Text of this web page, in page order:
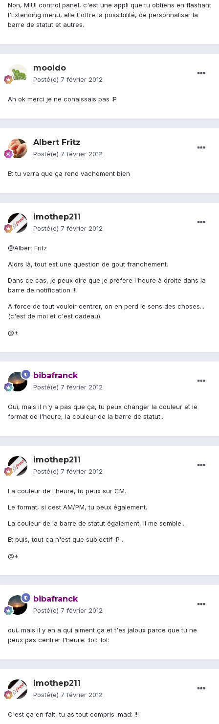
Non, MIUI control panel, c'est une appli que tu obtiens en flashant
l'Extending menu, elle t'offre la possibilité, de personnaliser la
barre de statut et autres.
mooldo
Posté(e) 7 février 2012
Ah ok merci je ne conaissais pas :P
Albert Fritz
Posté(e) 7 février 2012
Et tu verra que ça rend vachement bien
imothep211
Posté(e) 7 février 2012
@Albert Fritz
Alors là, tout est une question de gout franchement.
Dans ce cas, je peux dire que je préfère l'heure à droite dans la
barre de notification !!!
A force de tout vouloir centrer, on en perd le sens des choses...
(c'est de moi et c'est cadeau).
@+
bibafranck
Posté(e) 7 février 2012
Oui, mais il n'y a pas que ça, tu peux changer la couleur et le
format de l'heure, la couleur de la barre de statut...
imothep211
Posté(e) 7 février 2012
La couleur de l'heure, tu peux sur CM.
Le format, si cest AM/PM, tu peux également.
La couleur de la barre de statut également, il me semble...
Et puis, tout ça n'est que subjectif :P .
@+
bibafranck
Posté(e) 7 février 2012
oui, mais il y en a qui aiment ça et t'es jaloux parce que tu ne
peux pas centrer l'heure. :lol: :lol:
imothep211
Posté(e) 7 février 2012
C'est ça en fait, tu as tout compris :mad: !!!